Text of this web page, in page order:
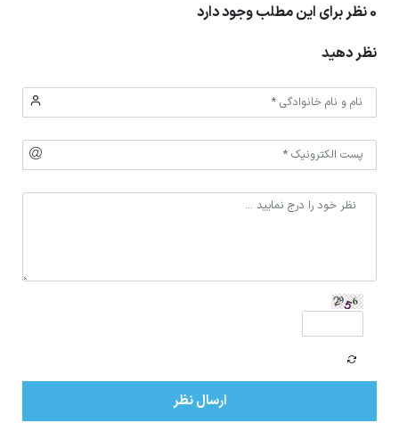
0 نظر برای این مطلب وجود دارد
نظر دهید
ارسال نظر